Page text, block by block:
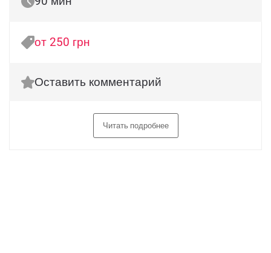
от 250 грн
Оставить комментарий
Читать подробнее